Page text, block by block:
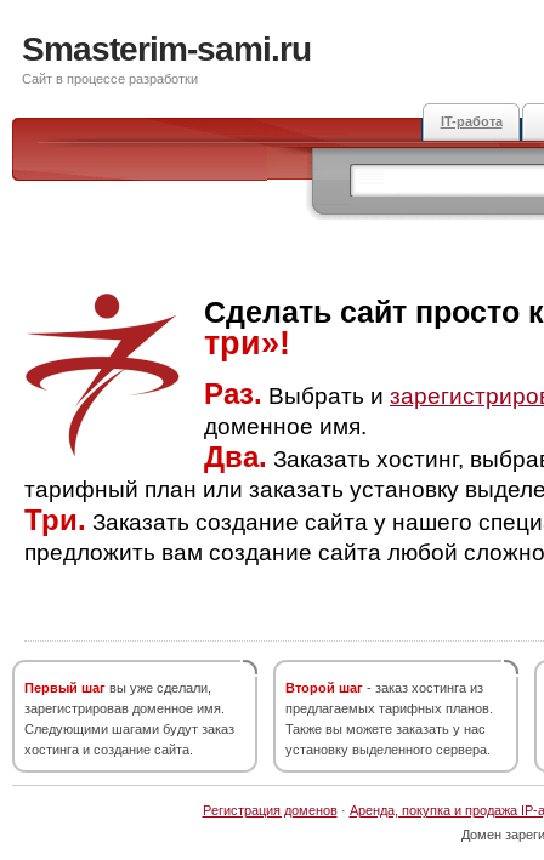
Smasterim-sami.ru
Сайт в процессе разработки
IT-работа
Сделать сайт просто
три»!
Раз. Выбрать и
доменное имя.
Два. Заказать хостинг,
тарифный план или заказать установку
Три. Заказать создание сайта у нашего
предложить вам создание сайта любой
Первый шаг вы уже сделали,
зарегистрировав доменное имя.
Следующими шагами будут заказ
хостинга и создание сайта.
Второй шаг - заказ хостинга из
предлагаемых тарифных планов.
Также вы можете заказать у нас
установку выделенного сервера.
Регистрация доменов· Аренда, покупка и продажа IP-
Домен